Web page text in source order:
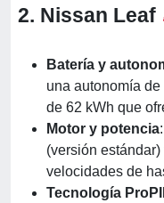
2. Nissan Leaf
Batería y
una autonomía
de 62 kWh que
Motor y potencia
(versión
velocidades de
Tecnología